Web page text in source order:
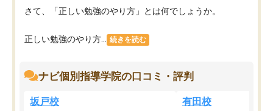
さて、「正しい勉強のやり方」とは何でしょうか。
正しい勉強のやり方... 続きを読む
ナビ個別指導学院の口コミ・評判
坂戸校 有田校